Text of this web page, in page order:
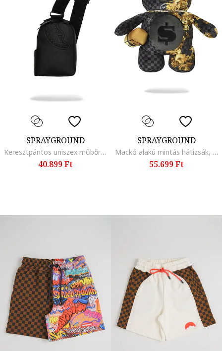
SPRAYGROUND
Keresztpántos uniszex műbőr táska, Fekete
40.899 Ft
SPRAYGROUND
Mackó alakú mintás hátizsák, Fekete/Szürke/Sárga
55.699 Ft